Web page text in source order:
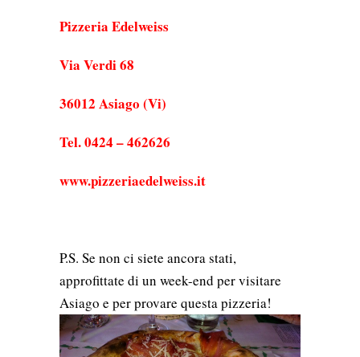
Pizzeria Edelweiss
Via Verdi 68
36012 Asiago (Vi)
Tel. 0424 – 462626
www.pizzeriaedelweiss.it
P.S. Se non ci siete ancora stati,
approfittate di un week-end per visitare
Asiago e per provare questa pizzeria!